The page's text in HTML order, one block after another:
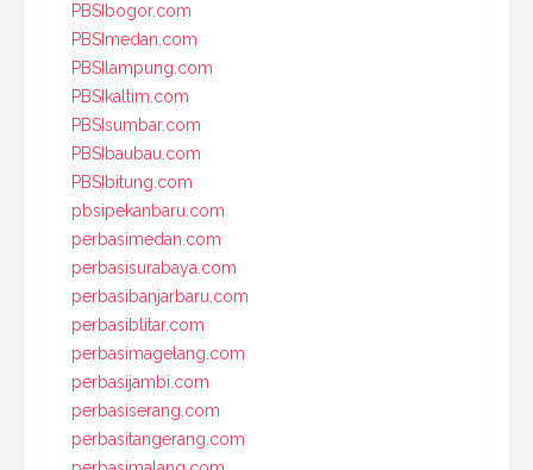
PBSIbogor.com
PBSImedan.com
PBSIlampung.com
PBSIkaltim.com
PBSIsumbar.com
PBSIbaubau.com
PBSIbitung.com
pbsipekanbaru.com
perbasimedan.com
perbasisurabaya.com
perbasibanjarbaru.com
perbasiblitar.com
perbasimagelang.com
perbasijambi.com
perbasiserang.com
perbasitangerang.com